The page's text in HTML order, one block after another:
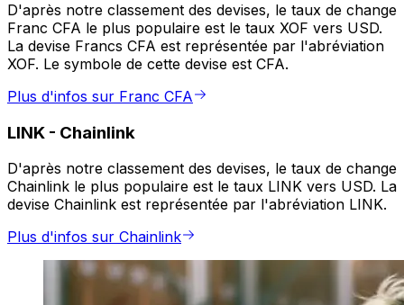
D'après notre classement des devises, le taux de change
Franc CFA le plus populaire est le taux XOF vers USD.
La devise Francs CFA est représentée par l'abréviation
XOF. Le symbole de cette devise est CFA.
Plus d'infos sur Franc CFA
LINK - Chainlink
D'après notre classement des devises, le taux de change
Chainlink le plus populaire est le taux LINK vers USD. La
devise Chainlink est représentée par l'abréviation LINK.
Plus d'infos sur Chainlink